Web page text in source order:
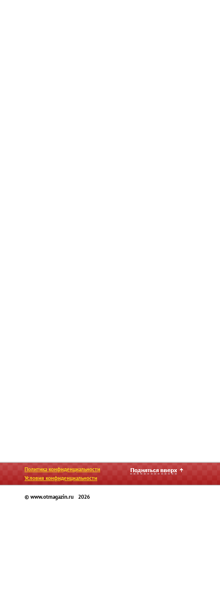
Политика конфиденциальности
Условия конфиденциальности
© www.otmagazin.ru 2026